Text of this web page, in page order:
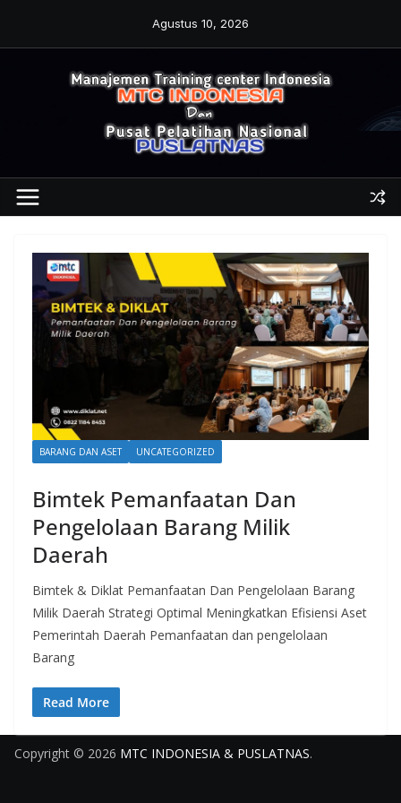
Agustus 10, 2026
BARANG DAN ASET UNCATEGORIZED
Bimtek Pemanfaatan Dan
Pengelolaan Barang Milik
Daerah
Bimtek & Diklat Pemanfaatan Dan Pengelolaan Barang
Milik Daerah Strategi Optimal Meningkatkan Efisiensi Aset
Pemerintah Daerah Pemanfaatan dan pengelolaan
Barang
Read More
Copyright © 2026 MTC INDONESIA & PUSLATNAS.